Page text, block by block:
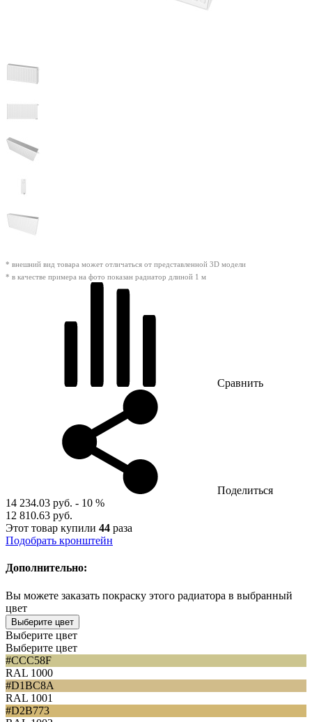
* внешний вид товара может отличаться от представленной 3D модели
* в качестве примера на фото показан радиатор длиной 1 м
Сравнить
Поделиться
14 234.03 руб. - 10 %
12 810.63 руб.
Этот товар купили 44 раза
Подобрать кронштейн
Дополнительно:
Вы можете заказать покраску этого радиатора в выбранный
цвет
Выберите цвет
Выберите цвет
Выберите цвет
#CCC58F
RAL 1000
#D1BC8A
RAL 1001
#D2B773